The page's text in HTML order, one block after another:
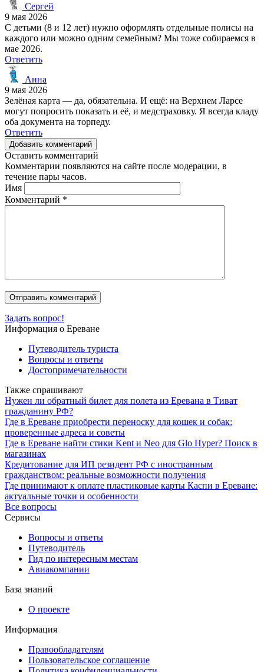
Сергей
9 мая 2026
С детьми (8 и 12 лет) нужно оформлять отдельные полисы на
каждого или можно одним семейным? Мы тоже собираемся в
мае 2026.
Ответить
Анна
9 мая 2026
Зелёная карта — да, обязательна. И ещё: на Верхнем Ларсе
могут попросить показать и её, и медстраховку. Я всегда кладу
оба документа на торпеду.
Ответить
Добавить комментарий
Оставить комментарий
Комментарии появляются на сайте после модерации, в
течение пары часов.
Имя
Комментарий *
Задать вопрос!
Информация о Ереване
Путеводитель туриста
Вопросы и ответы
Достопримечательности
Также спрашивают
Нужен ли обратный билет для полета из Еревана в Тиват
гражданину РФ?
Где в Ереване приобрести переноску для кошек и собак:
проверенные адреса и советы
Где в Ереване найти стики Kent и Neo для Glo Hyper? Поиск в
магазинах
Кредитование для ИП резидент РФ с иностранным
гражданством: реальные возможности получения
Где принимают к оплате пластиковые карты Каспи в Ереване:
актуальные точки и особенности
Все вопросы
Сервисы
Вопросы и ответы
Путеводитель
Гид по интересным местам
Авиакомпании
База знаний
О проекте
Информация
Правообладателям
Пользовательское соглашение